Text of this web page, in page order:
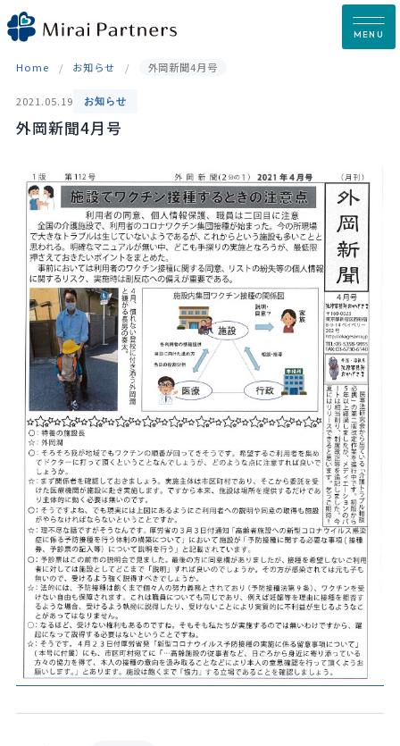
Skip
to
MENU
Home お知らせ 外岡新聞4月号
2021.05.19 お知らせ
外岡新聞4月号